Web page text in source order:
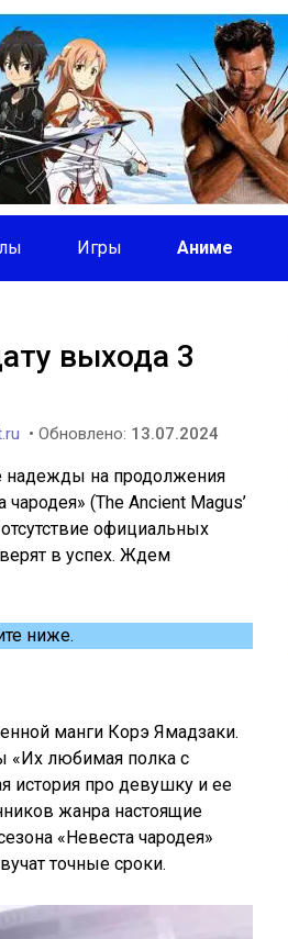
Игры Аниме
выхода 3
• Обновлено: 13.07.2024
надежды на продолжения
(The Ancient Magus’
официальных
в успех. Ждем
ниже.
манги Корэ Ямадзаки.
«Их любимая полка с
история про девушку и ее
жанра настоящие
«Невеста чародея»
точные сроки.